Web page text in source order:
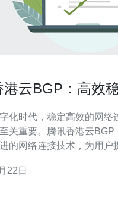
港云BGP：高效
化时代，稳定高效的网络
关重要。腾讯香港云
的网络连接技术，为用户
云提供的一种网络连接技
22日